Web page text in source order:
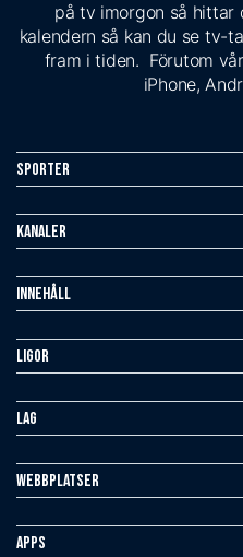
på tv imorgon så hittar
kalendern så kan du se tv-
fram i tiden. Förutom
iPhone,
Sporter
Kanaler
Innehåll
Ligor
Lag
Webbplatser
Apps